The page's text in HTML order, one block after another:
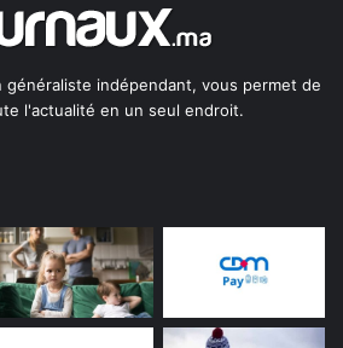
généraliste indépendant, vous permet de
l'actualité en un seul endroit.